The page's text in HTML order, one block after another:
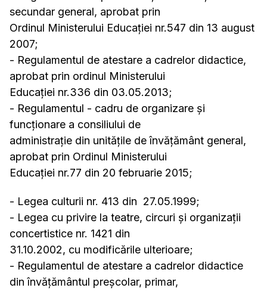
secundar general, aprobat prin
Ordinul Ministerului Educației nr.547 din 13 august
2007;
- Regulamentul de atestare a cadrelor didactice,
aprobat prin ordinul Ministerului
Educației nr.336 din 03.05.2013;
- Regulamentul - cadru de organizare și
funcționare a consiliului de
administrație din unitățile de învățământ general,
aprobat prin Ordinul Ministerului
Educației nr.77 din 20 februarie 2015;
- Legea culturii nr. 413 din 27.05.1999;
- Legea cu privire la teatre, circuri şi organizaţii
concertistice nr. 1421 din
31.10.2002, cu modificările ulterioare;
- Regulamentul de atestare a cadrelor didactice
din învățământul preșcolar, primar,